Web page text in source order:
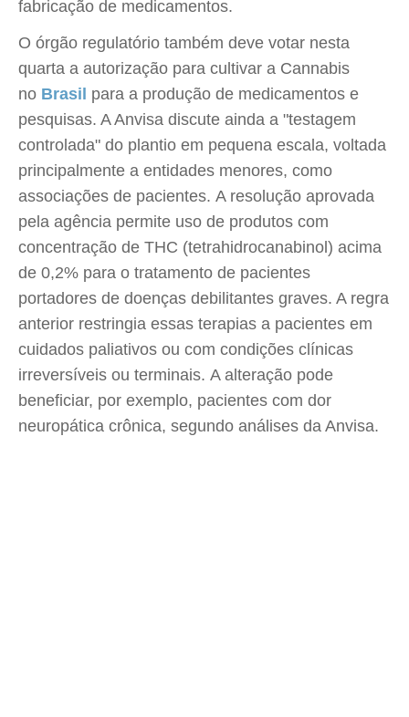
fabricação de medicamentos.
O órgão regulatório também deve votar nesta
quarta a autorização para cultivar a Cannabis
no Brasil para a produção de medicamentos e
pesquisas. A Anvisa discute ainda a "testagem
controlada" do plantio em pequena escala, voltada
principalmente a entidades menores, como
associações de pacientes. A resolução aprovada
pela agência permite uso de produtos com
concentração de THC (tetrahidrocanabinol) acima
de 0,2% para o tratamento de pacientes
portadores de doenças debilitantes graves. A regra
anterior restringia essas terapias a pacientes em
cuidados paliativos ou com condições clínicas
irreversíveis ou terminais. A alteração pode
beneficiar, por exemplo, pacientes com dor
neuropática crônica, segundo análises da Anvisa.